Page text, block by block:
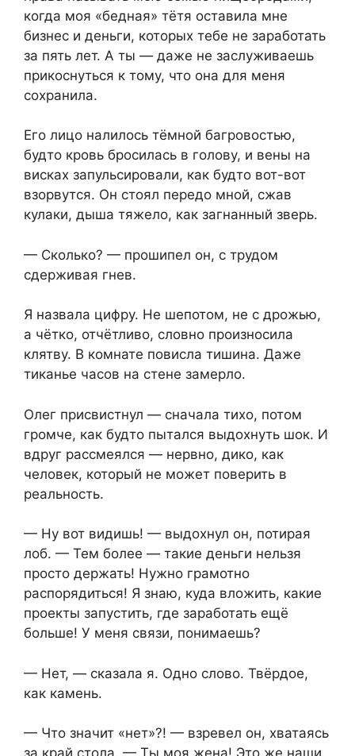
когда моя «бедная» тётя оставила мне
бизнес и деньги, которых тебе не заработать
за пять лет. А ты — даже не заслуживаешь
прикоснуться к тому, что она для меня
сохранила.
Его лицо налилось тёмной багровостью,
будто кровь бросилась в голову, и вены на
висках запульсировали, как будто вот-вот
взорвутся. Он стоял передо мной, сжав
кулаки, дыша тяжело, как загнанный зверь.
— Сколько? — прошипел он, с трудом
сдерживая гнев.
Я назвала цифру. Не шепотом, не с дрожью,
а чётко, отчётливо, словно произносила
клятву. В комнате повисла тишина. Даже
тиканье часов на стене замерло.
Олег присвистнул — сначала тихо, потом
громче, как будто пытался выдохнуть шок. И
вдруг рассмеялся — нервно, дико, как
человек, который не может поверить в
реальность.
— Ну вот видишь! — выдохнул он, потирая
лоб. — Тем более — такие деньги нельзя
просто держать! Нужно грамотно
распорядиться! Я знаю, куда вложить, какие
проекты запустить, где заработать ещё
больше! У меня связи, понимаешь?
— Нет, — сказала я. Одно слово. Твёрдое,
как камень.
— Что значит «нет»?! — взревел он, хватаясь